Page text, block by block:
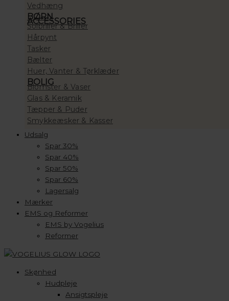
Vedhæng
BØRN
ACCESSORIES
Solbriller & Briller
Hårpynt
Tasker
Bælter
Huer, Vanter & Tørklæder
BOLIG
Blomster & Vaser
Glas & Keramik
Tæpper & Puder
Smykkeæsker & Kasser
Udsalg
Spar 30%
Spar 40%
Spar 50%
Spar 60%
Lagersalg
Mærker
EMS og Reformer
EMS by Vogelius
Reformer
Skønhed
Hudpleje
Ansigtspleje